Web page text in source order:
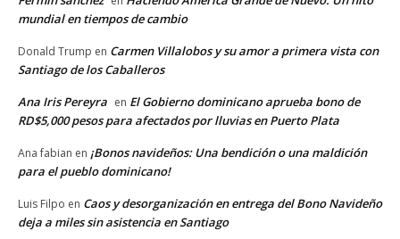
mundial en tiempos de cambio
Donald Trump en Carmen Villalobos y su amor a primera vista con
Santiago de los Caballeros
Ana Iris Pereyra en El Gobierno dominicano aprueba bono de
RD$5,000 pesos para afectados por lluvias en Puerto Plata
Ana fabian en ¡Bonos navideños: Una bendición o una maldición
para el pueblo dominicano!
Luis Filpo en Caos y desorganización en entrega del Bono Navideño
deja a miles sin asistencia en Santiago